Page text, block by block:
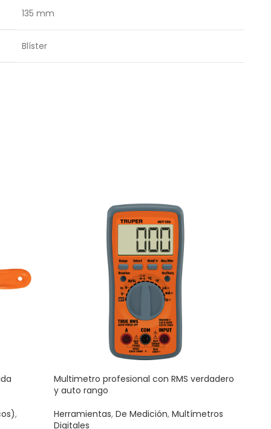
135 mm
Blíster
,
Multimetro profesional con RMS verdadero
y auto rango
Herramientas, De Medición, Multímetros
Digitales